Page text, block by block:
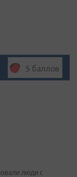
5 баллов
люди с